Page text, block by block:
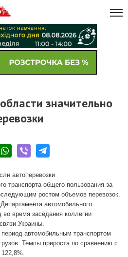
значительно
автоперевозки
транспорта общего пользования за
ростом объемов перевозок.
автомобильного
во время заседания коллегии
Украины.
автомобильным транспортом
Темпы прироста по сравнению с